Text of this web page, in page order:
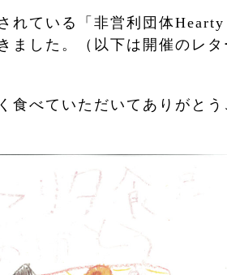
れている「非営利団体
ました。（以下は開催のレ
食べていただいてありがと